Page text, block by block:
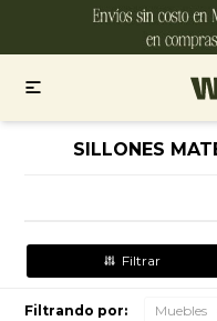

SILLONES
Filtrando por: Muebles